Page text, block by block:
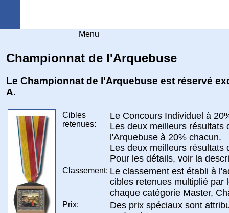
Menu
Championnat de l'Arquebuse
Le Championnat de l'Arquebuse est réservé
A.
Cibles
retenues:
Le Concours Individuel à
Les deux meilleurs résultats
l'Arquebuse à 20% chacun.
Les deux meilleurs résultats
Pour les détails, voir la
Classement: Le classement est établi à
cibles retenues multiplié par
chaque catégorie Master,
Prix:
Des prix spéciaux sont